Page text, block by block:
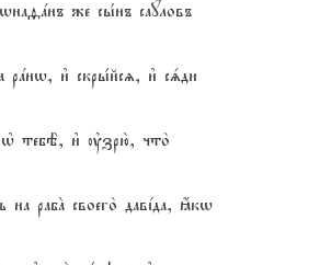
же сы1нъ саyловъ
и3 скры1йсz, и3 сsди
тебЁ, и3 ўзрю2, что2
рабA своего2 давjда, ћкw